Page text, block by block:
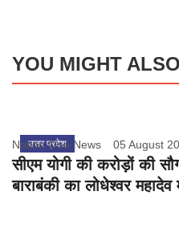
YOU MIGHT
उत्तर प्रदेश
Nation One News 05 August
सीएम योगी की करोड़ों की
बाराबंकी का लोधेश्वर महादेव